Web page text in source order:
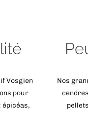
Vosgien
pour
Nos